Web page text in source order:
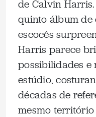
de Calvin
quinto álbum
escocês
Harris parece
possibilidades e
estúdio,
décadas de
mesmo território